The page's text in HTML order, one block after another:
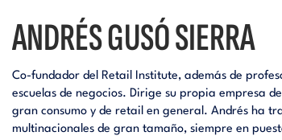
ANDRÉS GUSÓ SIERRA
Co-fundador del Retail Institute, además de
escuelas de negocios. Dirige su propia empresa
gran consumo y de retail en general. Andrés ha
multinacionales de gran tamaño, siempre en